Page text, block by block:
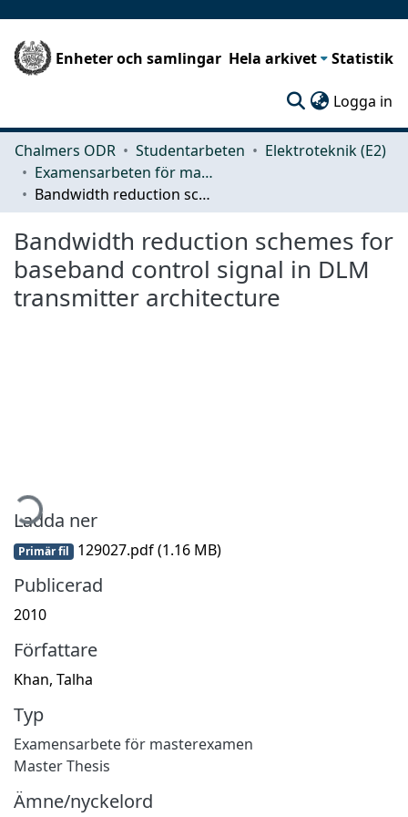
Enheter och samlingar Hela arkivet Statistik
Logga in
Chalmers ODR Studentarbeten
Elektroteknik (E2)
Examensarbeten för masterexamen
Bandwidth reduction schemes for baseband control signal in DLM transmitter architecture
Bandwidth reduction schemes for
baseband control signal in DLM
transmitter architecture
Ladda ner
Primär fil 129027.pdf(1.16 MB)
Publicerad
2010
Författare
Khan, Talha
Typ
Examensarbete för masterexamen
Master Thesis
Ämne/nyckelord